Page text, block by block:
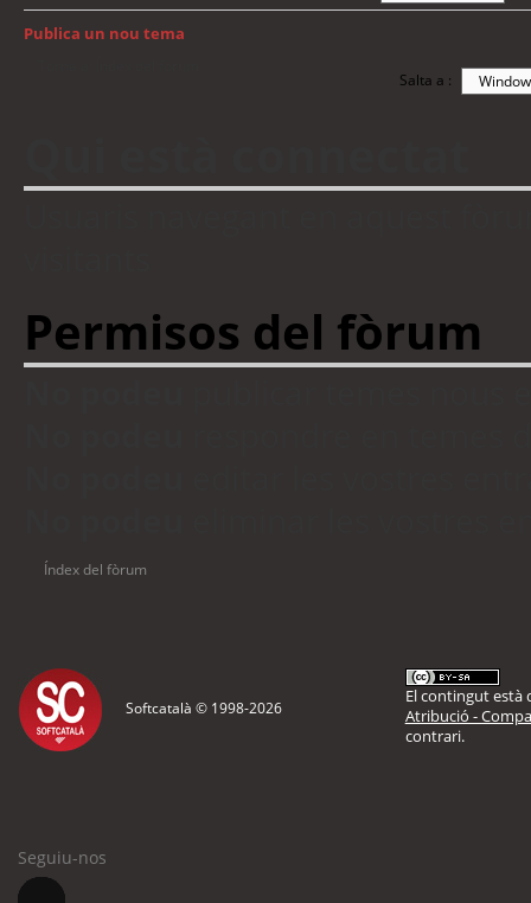
Publica un nou tema
Salta a :
Permisos del fòrum
Índex del fòrum
Softcatalà © 1998-2026
El contingut està
Atribució -
contrari.
Seguiu-nos